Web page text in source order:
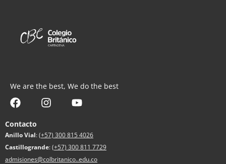
We are the best, We do the best
Contacto
Anillo Vial:(+57) 300 815 4026
Castillogrande:(+57) 300 811 7729
admisiones@colbritanico..edu.co